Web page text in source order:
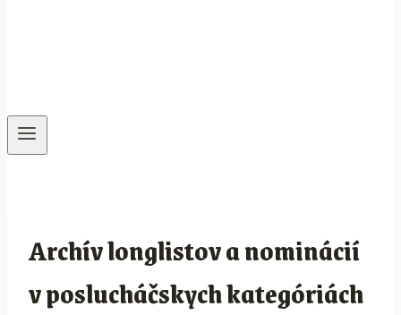
Archív longlistov a nominácií
v poslucháčskych kategóriách